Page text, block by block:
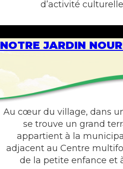
d’activité
NOTRE JARDIN
Au cœur du village, dans
se trouve un grand
appartient à la
adjacent au Centre
de la petite enfance et